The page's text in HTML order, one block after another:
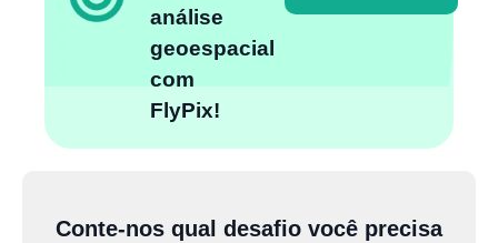
análise
geoespacial
com
FlyPix!
Conte-nos qual desafio você precisa